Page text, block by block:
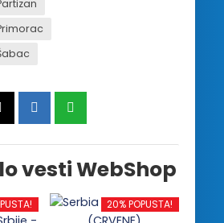
vesti WebShop
20% POPUSTA!